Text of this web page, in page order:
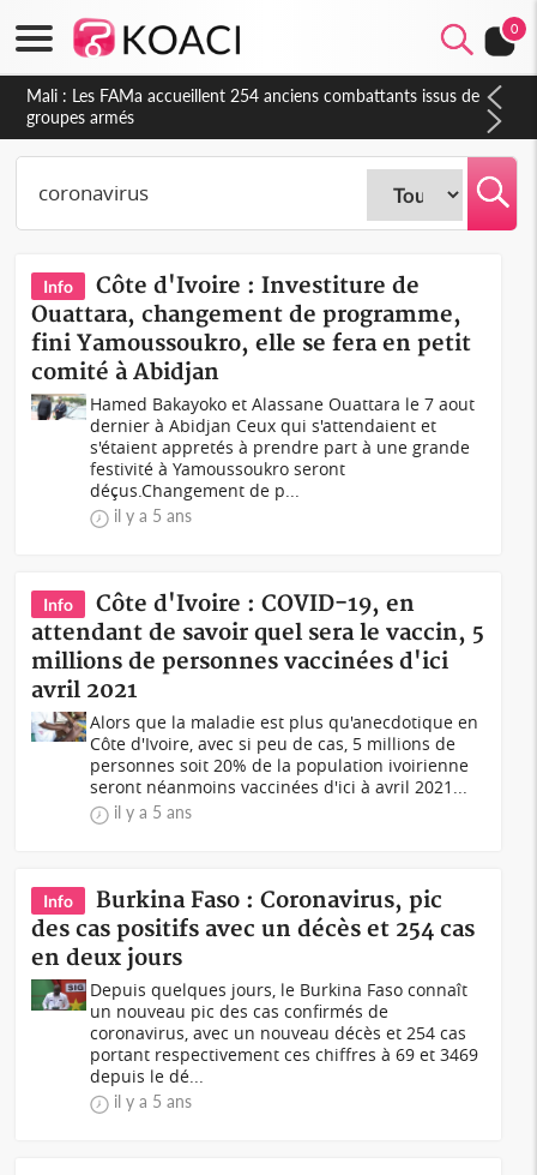
0
Mali : Les FAMa accueillent 254 anciens combattants issus de
groupes armés
Info
Côte d'Ivoire : Investiture de
Ouattara, changement de programme,
fini Yamoussoukro, elle se fera en petit
comité à Abidjan
Hamed Bakayoko et Alassane Ouattara le 7 aout
dernier à Abidjan Ceux qui s'attendaient et
s'étaient appretés à prendre part à une grande
festivité à Yamoussoukro seront
déçus.Changement de p...
il y a 5 ans
Info
Côte d'Ivoire : COVID-19, en
attendant de savoir quel sera le vaccin, 5
millions de personnes vaccinées d'ici
avril 2021
Alors que la maladie est plus qu'anecdotique en
Côte d'Ivoire, avec si peu de cas, 5 millions de
personnes soit 20% de la population ivoirienne
seront néanmoins vaccinées d'ici à avril 2021...
il y a 5 ans
Info
Burkina Faso : Coronavirus, pic
des cas positifs avec un décès et 254 cas
en deux jours
Depuis quelques jours, le Burkina Faso connaît
un nouveau pic des cas confirmés de
coronavirus, avec un nouveau décès et 254 cas
portant respectivement ces chiffres à 69 et 3469
depuis le dé...
il y a 5 ans